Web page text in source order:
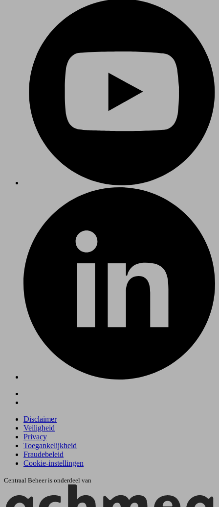
Disclaimer
Veiligheid
Privacy
Toegankelijkheid
Fraudebeleid
Cookie-instellingen
Centraal Beheer is onderdeel van